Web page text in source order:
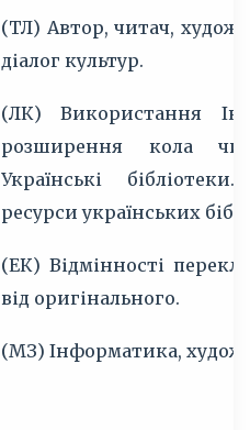
(ТЛ) Автор, читач,
діалог культур.
(ЛК) Використання
розширення кола
Українські
ресурси українських
(ЕК) Відмінності
від оригінального.
(МЗ) Інформатика,